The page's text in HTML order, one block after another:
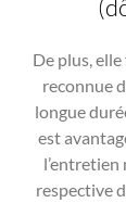
De plus,
reconnue
longue
est
l’entretien
respective